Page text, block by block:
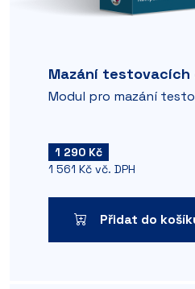
Mazání testovacích
Modul pro mazání
1 290 Kč
1 561 Kč vč. DPH
Přidat do